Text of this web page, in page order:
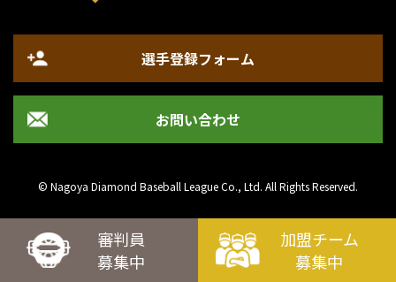
審判員
募集中
加盟チーム
募集中
選手登録フォーム
お問い合わせ
© Nagoya Diamond Baseball League Co., Ltd. All Rights Reserved.